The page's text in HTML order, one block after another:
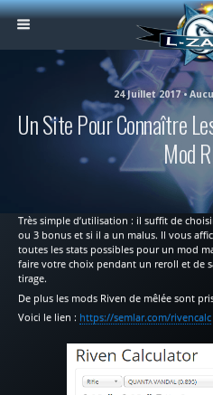
24 Juillet 2017 •
Un Site Pour Connaître
Mod
Très simple d’utilisation : il suffit de
ou 3 bonus et si il a un malus. Il vous
toutes les stats possibles pour un mod
faire votre choix pendant un reroll et de
tirage.
De plus les mods Riven de mêlée sont
Voici le lien : https://semlar.com/rivencalc